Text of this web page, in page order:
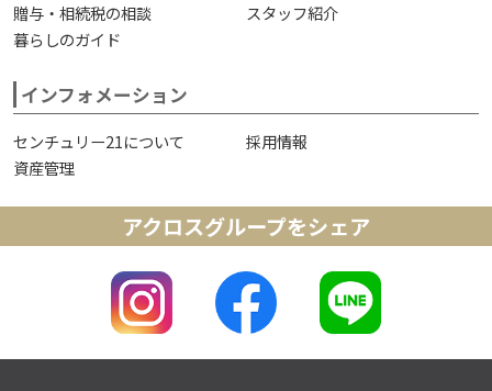
贈与・相続税の相談
スタッフ紹介
暮らしのガイド
インフォメーション
センチュリー21について
採用情報
資産管理
アクロスグループをシェア